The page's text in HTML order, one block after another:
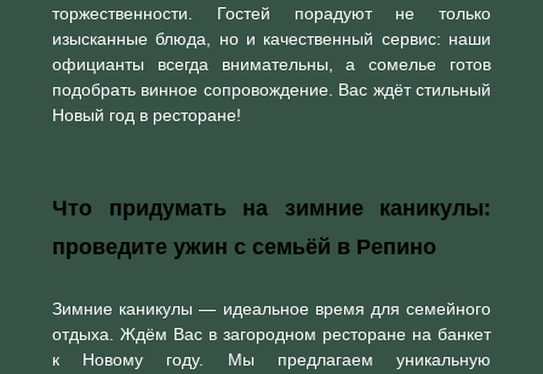
торжественности. Гостей порадуют не только
изысканные блюда, но и качественный сервис: наши
официанты всегда внимательны, а сомелье готов
подобрать винное сопровождение. Вас ждёт стильный
Новый год в ресторане!
Что придумать на зимние каникулы:
проведите ужин с семьёй в Репино
Зимние каникулы — идеальное время для семейного
отдыха. Ждём Вас в загородном ресторане на банкет
к Новому году. Мы предлагаем уникальную